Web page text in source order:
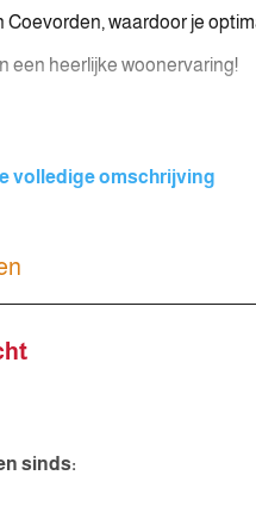
Coevorden, waardoor je
een heerlijke woonervaring!
volledige omschrijving
sinds: